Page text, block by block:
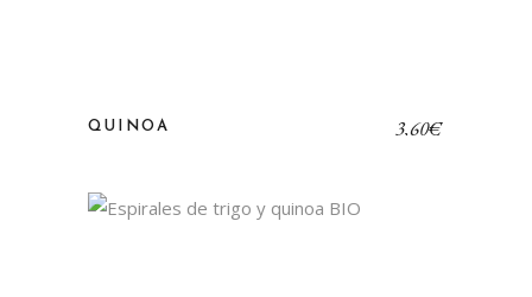
QUINOA 3,60€